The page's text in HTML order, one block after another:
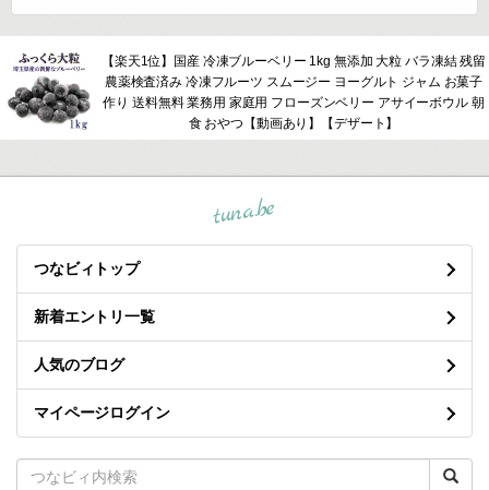
【楽天1位】国産 冷凍ブルーベリー 1kg 無添加 大粒 バラ凍結 残留
農薬検査済み 冷凍フルーツ スムージー ヨーグルト ジャム お菓子
作り 送料無料 業務用 家庭用 フローズンベリー アサイーボウル 朝
食 おやつ【動画あり】【デザート】
tuna.be
つなビィトップ
新着エントリ一覧
人気のブログ
マイページログイン